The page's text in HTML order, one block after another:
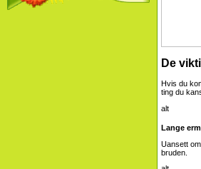
De
Hvis du
ting du
Lange
Uansett
bruden.